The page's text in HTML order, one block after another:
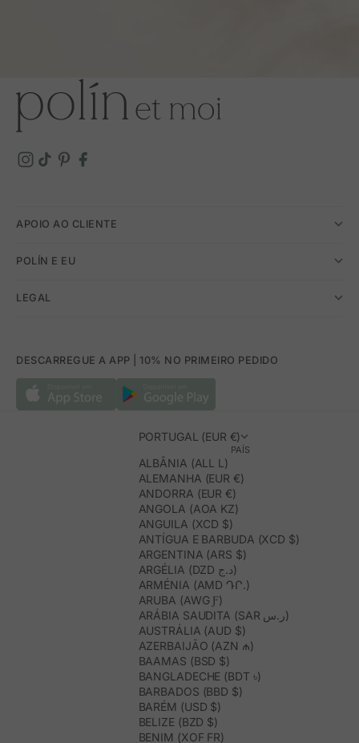
APOIO AO CLIENTE
POLÍN E EU
LEGAL
DESCARREGUE A APP | 10% NO PRIMEIRO PEDIDO
PORTUGAL (EUR €)
PAÍS
ALBÂNIA (ALL L)
ALEMANHA (EUR €)
ANDORRA (EUR €)
ANGOLA (AOA KZ)
ANGUILA (XCD $)
ANTÍGUA E BARBUDA (XCD $)
ARGENTINA (ARS $)
ARGÉLIA (DZD د.ج)
ARMÉNIA (AMD ԴՐ.)
ARUBA (AWG Ƒ)
ARÁBIA SAUDITA (SAR ر.س)
AUSTRÁLIA (AUD $)
AZERBAIJÃO (AZN ₼)
BAAMAS (BSD $)
BANGLADECHE (BDT ৳)
BARBADOS (BBD $)
BARÉM (USD $)
BELIZE (BZD $)
BENIM (XOF FR)